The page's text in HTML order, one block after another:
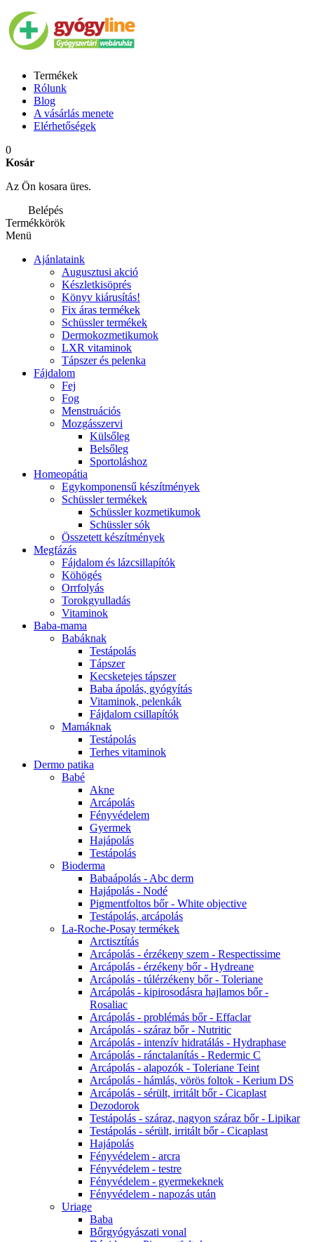
Termékek
Rólunk
Blog
A vásárlás menete
Elérhetőségek
0
Kosár
Az Ön kosara üres.
Belépés
Termékkörök
Menü
Ajánlataink
Augusztusi akció
Készletkisöprés
Könyv kiárusítás!
Fix áras termékek
Schüssler termékek
Dermokozmetikumok
LXR vitaminok
Tápszer és pelenka
Fájdalom
Fej
Fog
Menstruációs
Mozgásszervi
Külsőleg
Belsőleg
Sportoláshoz
Homeopátia
Egykomponensű készítmények
Schüssler termékek
Schüssler kozmetikumok
Schüssler sók
Összetett készítmények
Megfázás
Fájdalom és lázcsillapítók
Köhögés
Orrfolyás
Torokgyulladás
Vitaminok
Baba-mama
Babáknak
Testápolás
Tápszer
Kecsketejes tápszer
Baba ápolás, gyógyítás
Vitaminok, pelenkák
Fájdalom csillapítók
Mamáknak
Testápolás
Terhes vitaminok
Dermo patika
Babé
Akne
Arcápolás
Fényvédelem
Gyermek
Hajápolás
Testápolás
Bioderma
Babaápolás - Abc derm
Hajápolás - Nodé
Pigmentfoltos bőr - White objective
Testápolás, arcápolás
La-Roche-Posay termékek
Arctisztítás
Arcápolás - érzékeny szem - Respectissime
Arcápolás - érzékeny bőr - Hydreane
Arcápolás - túlérzékeny bőr - Toleriane
Arcápolás - kipirosodásra hajlamos bőr -
Rosaliac
Arcápolás - problémás bőr - Effaclar
Arcápolás - száraz bőr - Nutritic
Arcápolás - intenzív hidratálás - Hydraphase
Arcápolás - ránctalanítás - Redermic C
Arcápolás - alapozók - Toleriane Teint
Arcápolás - hámlás, vörös foltok - Kerium DS
Arcápolás - sérült, irritált bőr - Cicaplast
Dezodorok
Testápolás - száraz, nagyon száraz bőr - Lipikar
Testápolás - sérült, irritált bőr - Cicaplast
Hajápolás
Fényvédelem - arcra
Fényvédelem - testre
Fényvédelem - gyermekeknek
Fényvédelem - napozás után
Uriage
Baba
Bőrgyógyászati vonal